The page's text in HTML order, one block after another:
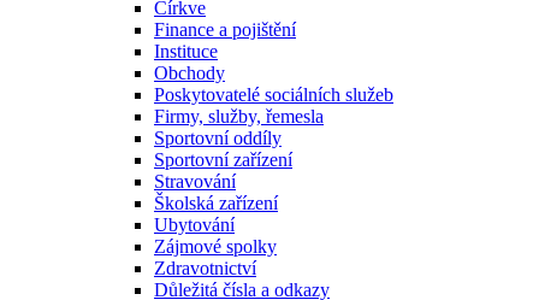
Církve
Finance a pojištění
Instituce
Obchody
Poskytovatelé sociálních služeb
Firmy, služby, řemesla
Sportovní oddíly
Sportovní zařízení
Stravování
Školská zařízení
Ubytování
Zájmové spolky
Zdravotnictví
Důležitá čísla a odkazy